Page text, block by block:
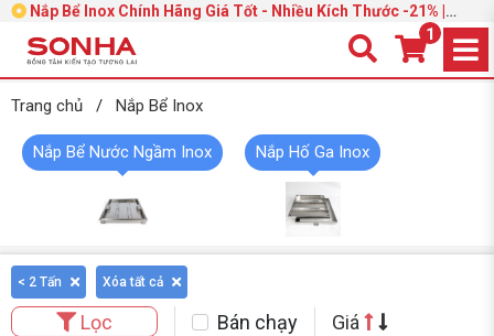
Nắp Bể Inox Chính Hãng Giá Tốt - Nhiều Kích Thước -21% |
1
Trang chủ / Nắp Bể Inox
Nắp Bể Nước Ngầm Inox Nắp Hố Ga Inox
< 2 Tấn Xóa tất cả
Lọc Bán chạy Giá